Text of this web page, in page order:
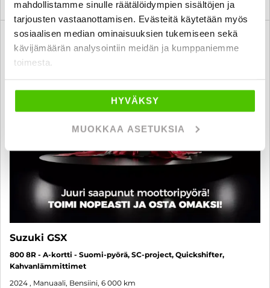
mahdollistamme sinulle räätälöidympien sisältöjen ja
tarjousten vastaanottamisen. Evästeitä käytetään myös
sosiaalisen median ominaisuuksien tukemiseen sekä
kävijämäärän analysointiin meidän ja kumppaniemme
toimesta.
HYVÄKSY
MUOKKAA ASETUKSIA
3 kk lyhennysvapaa
Suzuki GSX
800 8R - A-kortti - Suomi-pyörä, SC-project, Quickshifter,
Kahvanlämmittimet
2024 , Manuaali, Bensiini, 6 000 km